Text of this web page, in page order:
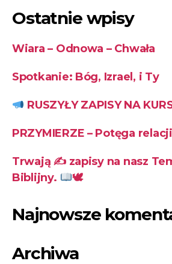
Ostatnie wpisy
Wiara – Odnowa – Chwała
Spotkanie: Bóg, Izrael, i Ty
RUSZYŁY ZAPISY NA
PRZYMIERZE – Potęga
Trwają ✍zapisy na nasz
Biblijny.
🕊
Najnowsze
Archiwa